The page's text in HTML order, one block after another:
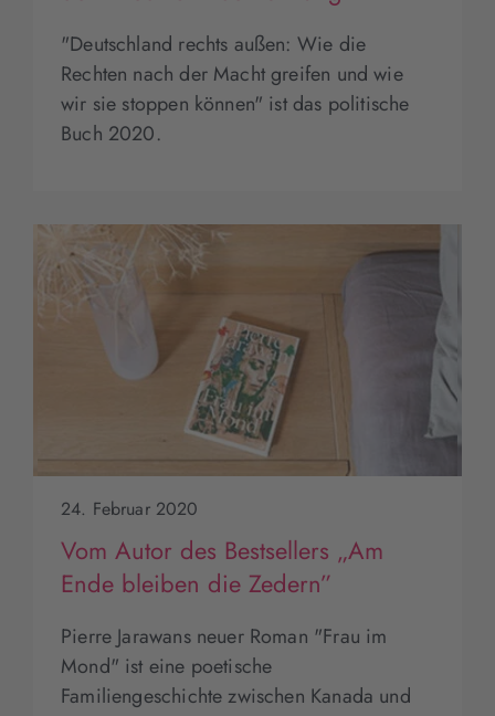
"Deutschland rechts außen: Wie die
Rechten nach der Macht greifen und wie
wir sie stoppen können" ist das politische
Buch 2020.
24. Februar 2020
Vom Autor des Bestsellers „Am
Ende bleiben die Zedern”
Pierre Jarawans neuer Roman "Frau im
Mond" ist eine poetische
Familiengeschichte zwischen Kanada und